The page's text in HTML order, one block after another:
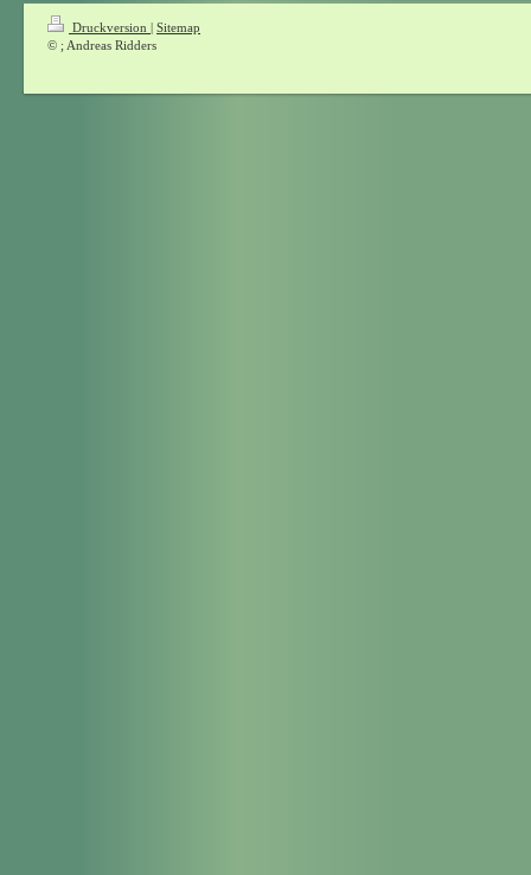
Druckversion | Sitemap
© ; Andreas Ridders